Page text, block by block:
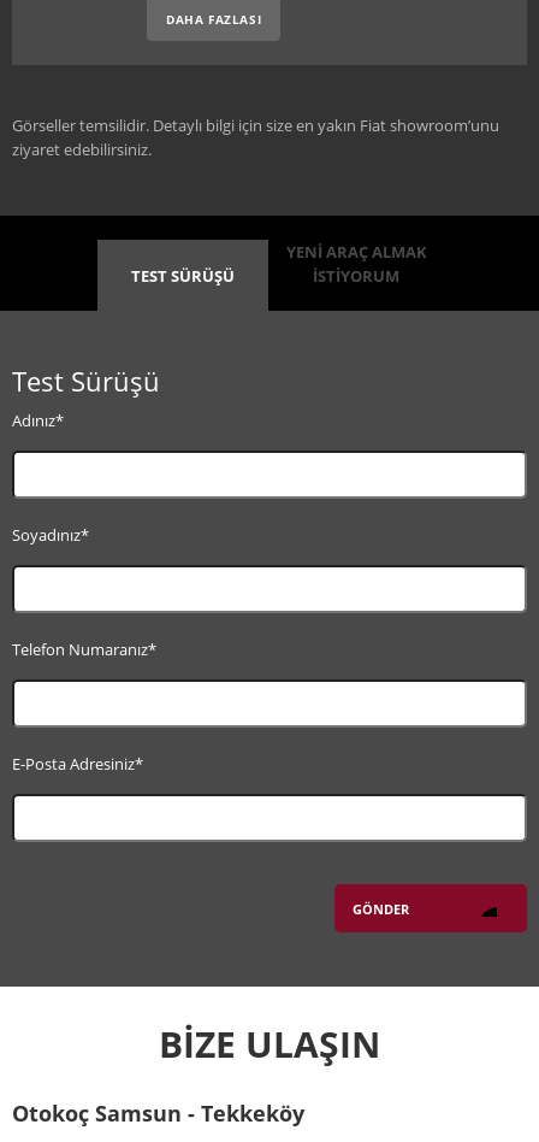
DAHA FAZLASI
Görseller temsilidir. Detaylı bilgi için size en yakın Fiat showroom’unu
ziyaret edebilirsiniz.
TEST SÜRÜŞÜ
YENİ ARAÇ ALMAK
İSTİYORUM
Test Sürüşü
Adınız*
Soyadınız*
Telefon Numaranız*
E-Posta Adresiniz*
BİZE ULAŞIN
Otokoç Samsun - Tekkeköy